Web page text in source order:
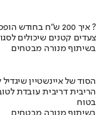
איך 200 ש"ח בחודש הופכים ל140 אלף ?
צעדים קטנים שיכולים
בשיתוף מנורה מבטחים
הסוד של איינשטיין
הריבית דריבית עובדת
בטוח